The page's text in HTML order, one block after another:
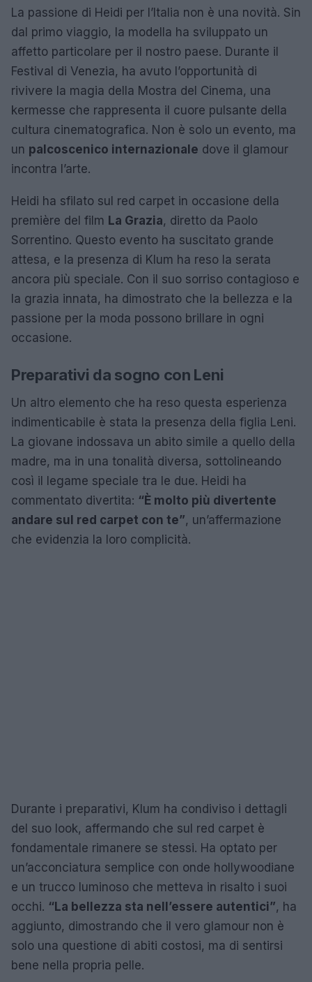
La passione di Heidi per l’Italia non è una novità. Sin
dal primo viaggio, la modella ha sviluppato un
affetto particolare per il nostro paese. Durante il
Festival di Venezia, ha avuto l’opportunità di
rivivere la magia della Mostra del Cinema, una
kermesse che rappresenta il cuore pulsante della
cultura cinematografica. Non è solo un evento, ma
un palcoscenico internazionale dove il glamour
incontra l’arte.
Heidi ha sfilato sul red carpet in occasione della
première del film La Grazia, diretto da Paolo
Sorrentino. Questo evento ha suscitato grande
attesa, e la presenza di Klum ha reso la serata
ancora più speciale. Con il suo sorriso contagioso e
la grazia innata, ha dimostrato che la bellezza e la
passione per la moda possono brillare in ogni
occasione.
Preparativi da sogno con Leni
Un altro elemento che ha reso questa esperienza
indimenticabile è stata la presenza della figlia Leni.
La giovane indossava un abito simile a quello della
madre, ma in una tonalità diversa, sottolineando
così il legame speciale tra le due. Heidi ha
commentato divertita: “È molto più divertente
andare sul red carpet con te”, un’affermazione
che evidenzia la loro complicità.
Durante i preparativi, Klum ha condiviso i dettagli
del suo look, affermando che sul red carpet è
fondamentale rimanere se stessi. Ha optato per
un’acconciatura semplice con onde hollywoodiane
e un trucco luminoso che metteva in risalto i suoi
occhi. “La bellezza sta nell’essere autentici”, ha
aggiunto, dimostrando che il vero glamour non è
solo una questione di abiti costosi, ma di sentirsi
bene nella propria pelle.